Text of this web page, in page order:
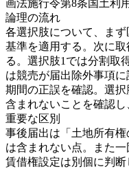
画法施行令第8条国土利
論理の流れ
各選択肢について、ま
基準を適用する。次に
る。選択肢1では分割取
は競売が届出除外事項
期間の正誤を確認。選
含まれないことを確認し
重要な区別
事後届出は「土地所有
は含まれない点。また
賃借権設定は別個に判